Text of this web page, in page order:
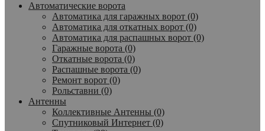
Автоматические ворота
Автоматика для гаражных ворот (0)
Автоматика для откатных ворот (0)
Автоматика для распашных ворот (0)
Гаражные ворота (0)
Откатные ворота (0)
Распашные ворота (0)
Ремонт ворот (0)
Рольставни (0)
Антенны
Коллективные Антенны (0)
Спутниковый Интернет (0)